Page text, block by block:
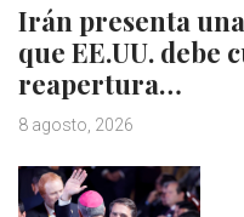
Irán presenta
que EE.UU. debe
reapertura…
8 agosto, 2026